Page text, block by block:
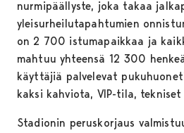
nurmipäällyste, joka takaa
yleisurheilutapahtumien
on 2 700 istumapaikkaa ja
mahtuu yhteensä 12 300
käyttäjiä palvelevat
kaksi kahviota, VIP-tila,
Stadionin peruskorjaus